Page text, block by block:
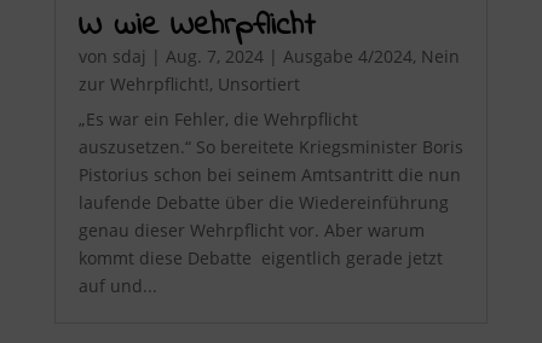
W wie Wehrpflicht
von sdaj | Aug. 7, 2024| Ausgabe 4/2024, Nein
zur Wehrpflicht!, Unsortiert
„Es war ein Fehler, die Wehrpflicht
auszusetzen.“ So bereitete Kriegsminister Boris
Pistorius schon bei seinem Amtsantritt die nun
laufende Debatte über die Wiedereinführung
genau dieser Wehrpflicht vor. Aber warum
kommt diese Debatte eigentlich gerade jetzt
auf und...